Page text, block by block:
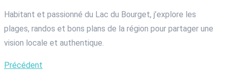
Habitant et passionné du Lac du Bourget, j’explore les
plages, randos et bons plans de la région pour partager une
vision locale et authentique.
Précédent